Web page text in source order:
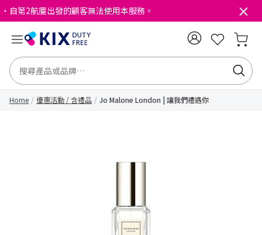
・自第2航廈出發的顧客無法使用本服務。
Home 優惠活動 / 含禮品 Jo Malone London | 讓我們禮遇你​